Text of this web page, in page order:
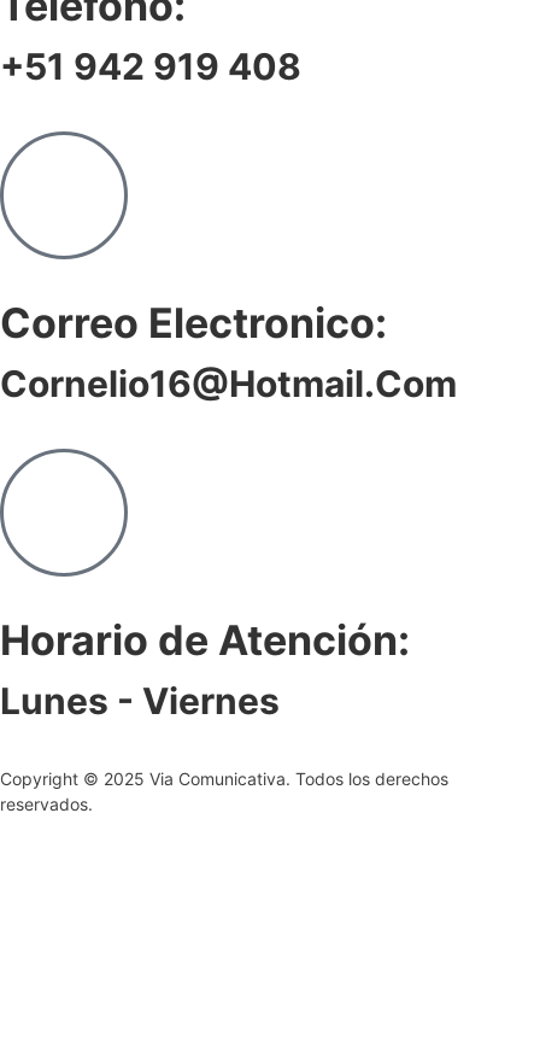
+51 942 919 408
Correo Electronico:
Cornelio16@hotmail.com
Horario de Atención:
Lunes - Viernes
Copyright © 2025 Via Comunicativa. Todos los derechos
reservados.